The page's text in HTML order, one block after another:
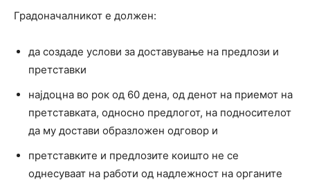
Градоначалникот е должен:
да создаде услови за доставување на предлози и
претставки
најдоцна во рок од 60 дена, од денот на приемот на
претставката, односно предлогот, на подносителот
да му достави образложен одговор и
претставките и предлозите коишто не се
однесуваат на работи од надлежност на органите